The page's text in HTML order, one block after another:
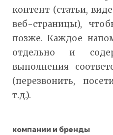
контент (статьи,
веб-страницы),
позже. Каждое
отдельно и
выполнения
(перезвонить,
т.д.).
компании и бренды